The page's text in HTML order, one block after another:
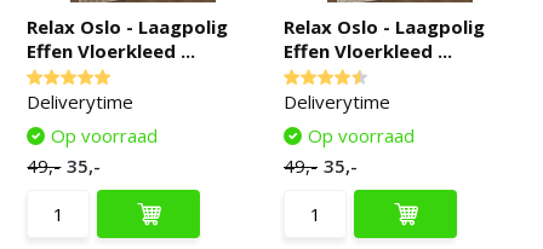
Relax Oslo - Laagpolig
Effen Vloerkleed ...
Deliverytime
Op voorraad
49,- 35,-
Relax Oslo - Laagpolig
Effen Vloerkleed ...
Deliverytime
Op voorraad
49,- 35,-